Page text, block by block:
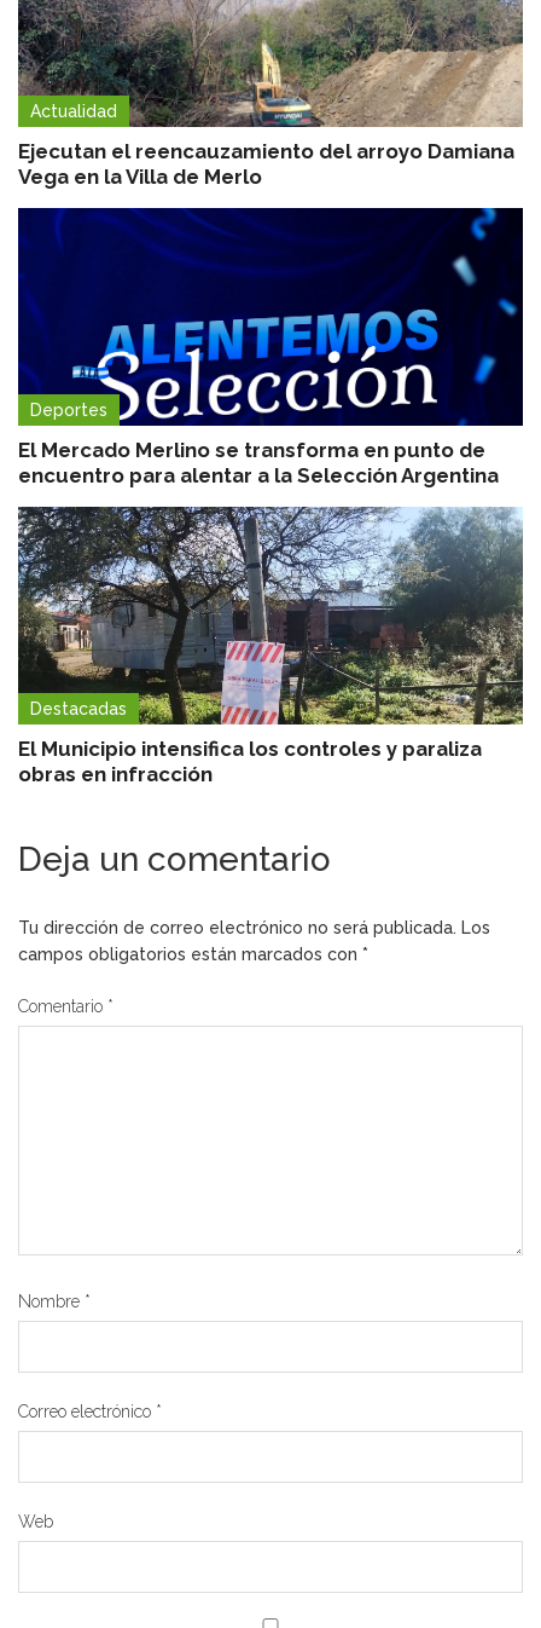
Actualidad
Ejecutan el reencauzamiento del arroyo Damiana
Vega en la Villa de Merlo
Deportes
El Mercado Merlino se transforma en punto de
encuentro para alentar a la Selección Argentina
Destacadas
El Municipio intensifica los controles y paraliza
obras en infracción
Deja un comentario
Tu dirección de correo electrónico no será publicada. Los
campos obligatorios están marcados con *
Comentario *
Nombre *
Correo electrónico *
Web